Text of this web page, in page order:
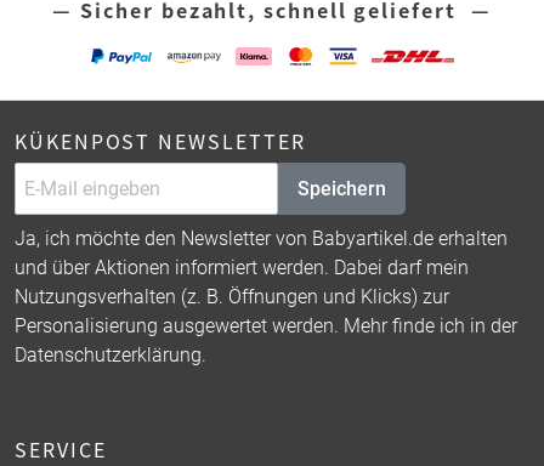
— Sicher bezahlt, schnell geliefert —
KÜKENPOST NEWSLETTER
Speichern
Ja, ich möchte den Newsletter von Babyartikel.de erhalten
und über Aktionen informiert werden. Dabei darf mein
Nutzungsverhalten (z. B. Öffnungen und Klicks) zur
Personalisierung ausgewertet werden. Mehr finde ich in der
Datenschutzerklärung.
SERVICE